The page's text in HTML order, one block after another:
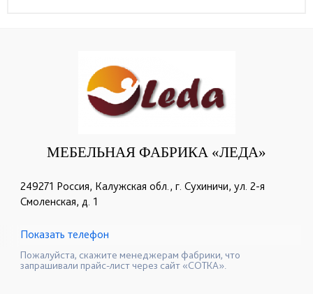
МЕБЕЛЬНАЯ ФАБРИКА «ЛЕДА»
249271 Россия, Калужская обл., г. Сухиничи, ул. 2-я
Смоленская, д. 1
☎+7 (495) 749-16-67
Показать телефон
Пожалуйста, скажите менеджерам фабрики, что
запрашивали прайс-лист через сайт «СОТКА».